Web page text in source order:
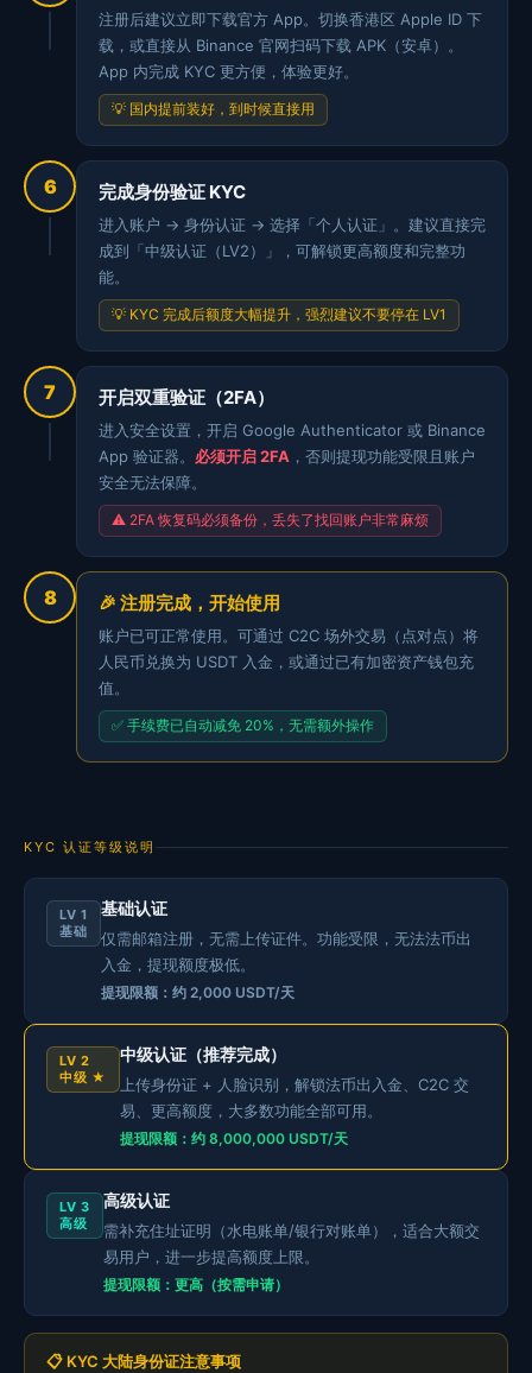
注册后建议立即下载官方 App。切换香港区 Apple ID 下
载，或直接从 Binance 官网扫码下载 APK（安卓）。
App 内完成 KYC 更方便，体验更好。
💡 国内提前装好，到时候直接用
6 完成身份验证 KYC
进入账户 → 身份认证 → 选择「个人认证」。建议直接完
成到「中级认证（LV2）」，可解锁更高额度和完整功
能。
💡 KYC 完成后额度大幅提升，强烈建议不要停在 LV1
7 开启双重验证（2FA）
进入安全设置，开启 Google Authenticator 或 Binance
App 验证器。 必须开启 2FA ，否则提现功能受限且账户
安全无法保障。
⚠️ 2FA 恢复码必须备份，丢失了找回账户非常麻烦
8 🎉 注册完成，开始使用
账户已可正常使用。可通过 C2C 场外交易（点对点）将
人民币兑换为 USDT 入金，或通过已有加密资产钱包充
值。
✅ 手续费已自动减免 20%，无需额外操作
KYC 认证等级说明
LV 1
基础
基础认证
仅需邮箱注册，无需上传证件。功能受限，无法法币出
入金，提现额度极低。
提现限额：约 2,000 USDT/天
LV 2
中级 ★
中级认证（推荐完成）
上传身份证 + 人脸识别，解锁法币出入金、C2C 交
易、更高额度，大多数功能全部可用。
提现限额：约 8,000,000 USDT/天
LV 3
高级
高级认证
需补充住址证明（水电账单/银行对账单），适合大额交
易用户，进一步提高额度上限。
提现限额：更高（按需申请）
📋 KYC 大陆身份证注意事项